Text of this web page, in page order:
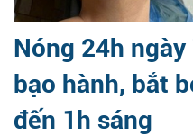
Nóng 24h
bạo hành, bắt
đến 1h sáng